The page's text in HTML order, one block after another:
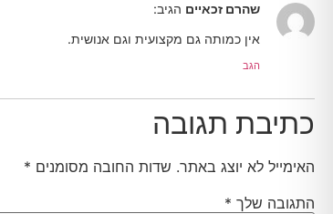
שהרם זכאיים הגיב:
אין כמותה גם מקצועית וגם אנושית.
הגב
כתיבת תגובה
האימייל לא יוצג באתר. שדות החובה מסומנים *
התגובה שלך *